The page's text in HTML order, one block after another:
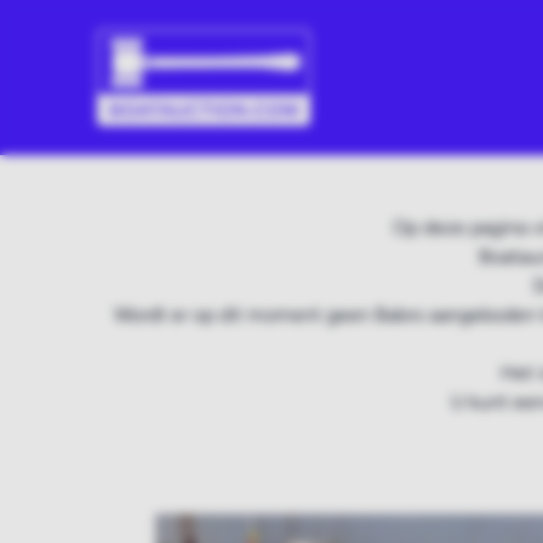
Op deze pagina
Wordt er op dit moment geen Babro
Het
U kunt